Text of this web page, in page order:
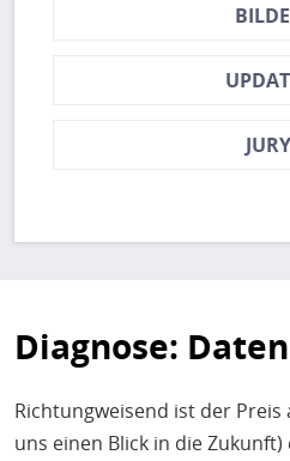
JURY
Diagnose:
Richtungweisend ist der
uns einen Blick in die Zukunft)